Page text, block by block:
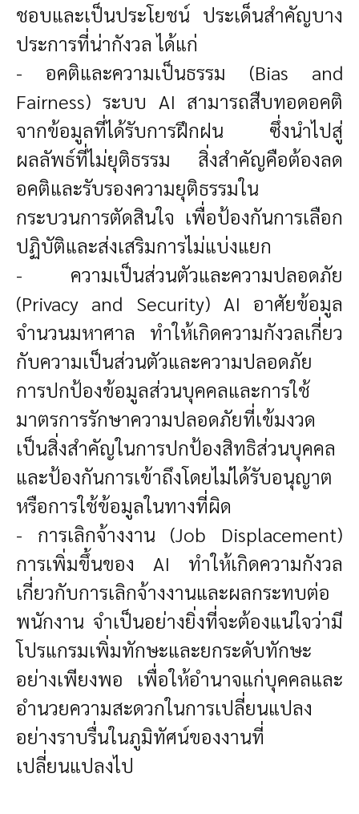
ชอบและเป็นประโยชน์ ประเด็นสำคัญบาง
ประการที่น่ากังวล ได้แก่
- อคติและความเป็นธรรม (Bias and
Fairness) ระบบ AI สามารถสืบทอดอคติ
จากข้อมูลที่ได้รับการฝึกฝน ซึ่งนำไปสู่
ผลลัพธ์ที่ไม่ยุติธรรม สิ่งสำคัญคือต้องลด
อคติและรับรองความยุติธรรมใน
กระบวนการตัดสินใจ เพื่อป้องกันการเลือก
ปฏิบัติและส่งเสริมการไม่แบ่งแยก
- ความเป็นส่วนตัวและความปลอดภัย
(Privacy and Security) AI อาศัยข้อมูล
จำนวนมหาศาล ทำให้เกิดความกังวลเกี่ยว
กับความเป็นส่วนตัวและความปลอดภัย
การปกป้องข้อมูลส่วนบุคคลและการใช้
มาตรการรักษาความปลอดภัยที่เข้มงวด
เป็นสิ่งสำคัญในการปกป้องสิทธิส่วนบุคคล
และป้องกันการเข้าถึงโดยไม่ได้รับอนุญาต
หรือการใช้ข้อมูลในทางที่ผิด
- การเลิกจ้างงาน (Job Displacement)
การเพิ่มขึ้นของ AI ทำให้เกิดความกังวล
เกี่ยวกับการเลิกจ้างงานและผลกระทบต่อ
พนักงาน จำเป็นอย่างยิ่งที่จะต้องแน่ใจว่ามี
โปรแกรมเพิ่มทักษะและยกระดับทักษะ
อย่างเพียงพอ เพื่อให้อำนาจแก่บุคคลและ
อำนวยความสะดวกในการเปลี่ยนแปลง
อย่างราบรื่นในภูมิทัศน์ของงานที่
เปลี่ยนแปลงไป